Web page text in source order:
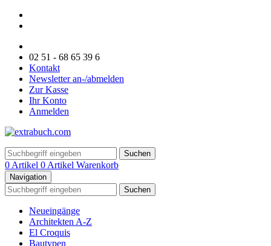
02 51 - 68 65 39 6
Kontakt
Newsletter an-/abmelden
Zur Kasse
Ihr Konto
Anmelden
Suchen
0 Artikel 0 Artikel Warenkorb
Navigation
Suchen
Neueingänge
Architekten A-Z
El Croquis
Bautypen